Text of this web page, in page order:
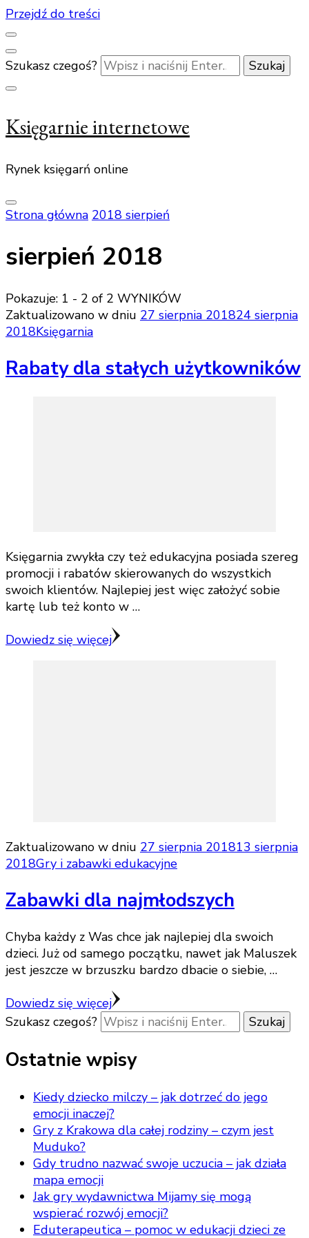
Przejdź do treści
Szukasz czegoś?
Księgarnie internetowe
Rynek księgarń online
Strona główna 2018 sierpień
sierpień 2018
Pokazuje: 1 - 2 of 2 WYNIKÓW
Zaktualizowano w dniu 27 sierpnia 201824 sierpnia
2018Księgarnia
Rabaty dla stałych użytkowników
Księgarnia zwykła czy też edukacyjna posiada szereg
promocji i rabatów skierowanych do wszystkich
swoich klientów. Najlepiej jest więc założyć sobie
kartę lub też konto w …
Dowiedz się więcej
Zaktualizowano w dniu 27 sierpnia 201813 sierpnia
2018Gry i zabawki edukacyjne
Zabawki dla najmłodszych
Chyba każdy z Was chce jak najlepiej dla swoich
dzieci. Już od samego początku, nawet jak Maluszek
jest jeszcze w brzuszku bardzo dbacie o siebie, …
Dowiedz się więcej
Szukasz czegoś?
Ostatnie wpisy
Kiedy dziecko milczy – jak dotrzeć do jego
emocji inaczej?
Gry z Krakowa dla całej rodziny – czym jest
Muduko?
Gdy trudno nazwać swoje uczucia – jak działa
mapa emocji
Jak gry wydawnictwa Mijamy się mogą
wspierać rozwój emocji?
Eduterapeutica – pomoc w edukacji dzieci ze